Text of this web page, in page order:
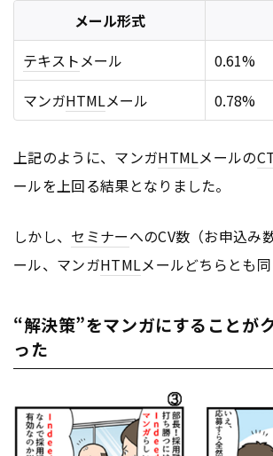
メール形式
テキストメール
0.61%
マンガHTMLメール 0.78%
上記のように、マンガHTMLメールの
ールを上回る結果となりました。
しかし、 セミナーへのCV数（お申込み
ール、マンガHTMLメールどちらとも同
“解決策”をマンガにすることが
った